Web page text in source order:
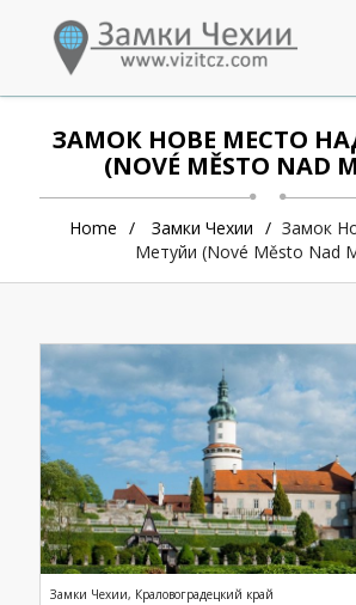
ЗАМОК НОВЕ МЕСТО
(NOVÉ MĚSTO NAD
Home Замки Чехии
Замок
Метуйи (Nové Město Nad
Замки Чехии, Краловоградецкий край